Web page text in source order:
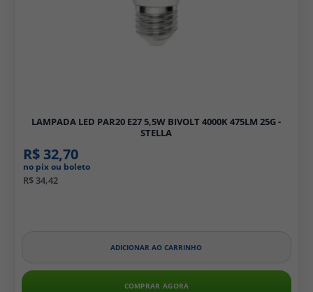
LAMPADA LED PAR20 E27 5,5W BIVOLT 4000K 475LM 25G -
STELLA
R$ 32,70
no pix ou boleto
R$ 34,42
ADICIONAR AO CARRINHO
COMPRAR AGORA